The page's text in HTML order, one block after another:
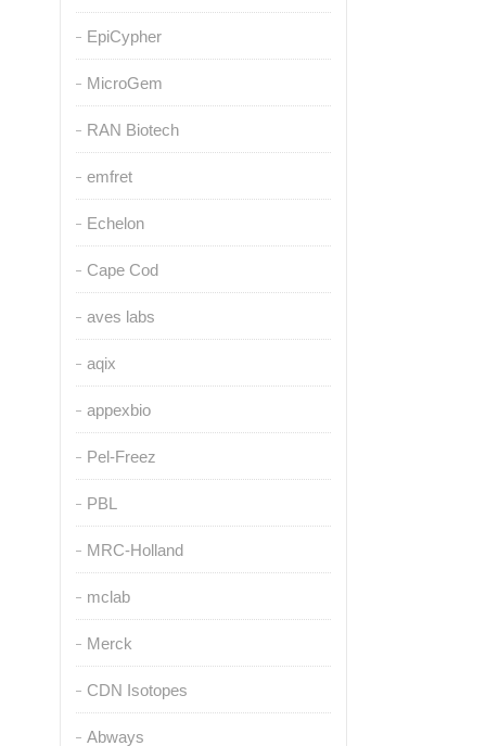
EpiCypher
MicroGem
RAN Biotech
emfret
Echelon
Cape Cod
aves labs
aqix
appexbio
Pel-Freez
PBL
MRC-Holland
mclab
Merck
CDN Isotopes
Abways